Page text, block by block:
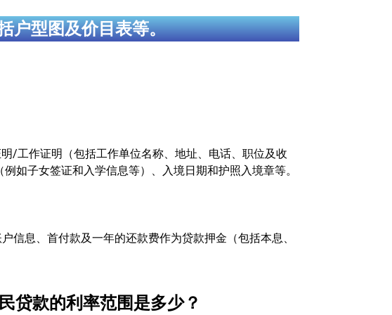
户型图及价目表等。
/工作证明（包括工作单位名称、地址、电话、职位及收
如子女签证和入学信息等）、入境日期和护照入境章等。
信息、首付款及一年的还款费作为贷款押金（包括本息、
贷款的利率范围是多少？